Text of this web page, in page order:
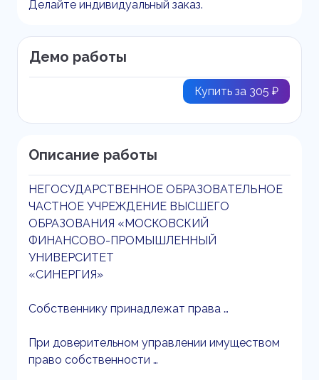
Делайте индивидуальный заказ.
Демо работы
Купить за 305 ₽
Описание работы
НЕГОСУДАРСТВЕННОЕ ОБРАЗОВАТЕЛЬНОЕ
ЧАСТНОЕ УЧРЕЖДЕНИЕ ВЫСШЕГО
ОБРАЗОВАНИЯ «МОСКОВСКИЙ
ФИНАНСОВО-ПРОМЫШЛЕННЫЙ
УНИВЕРСИТЕТ
«СИНЕРГИЯ»
Собственнику принадлежат права …
При доверительном управлении имуществом
право собственности …